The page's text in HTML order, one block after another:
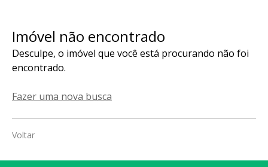
Imóvel não encontrado
Desculpe, o imóvel que você está procurando não foi
encontrado.
Fazer uma nova busca
Voltar